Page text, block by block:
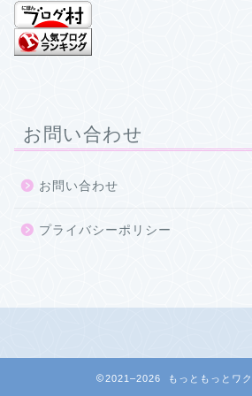
お問い合わせ
お問い合わせ
プライバシーポリシー
2021–2026 もっともっとワ